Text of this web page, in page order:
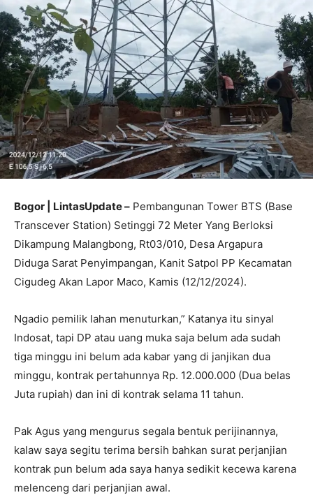
Bogor | LintasUpdate – Pembangunan Tower BTS (Base
Transcever Station) Setinggi 72 Meter Yang Berloksi
Dikampung Malangbong, Rt03/010, Desa Argapura
Diduga Sarat Penyimpangan, Kanit Satpol PP Kecamatan
Cigudeg Akan Lapor Maco, Kamis (12/12/2024).
Ngadio pemilik lahan menuturkan,” Katanya itu sinyal
Indosat, tapi DP atau uang muka saja belum ada sudah
tiga minggu ini belum ada kabar yang di janjikan dua
minggu, kontrak pertahunnya Rp. 12.000.000 (Dua belas
Juta rupiah) dan ini di kontrak selama 11 tahun.
Pak Agus yang mengurus segala bentuk perijinannya,
kalaw saya segitu terima bersih bahkan surat perjanjian
kontrak pun belum ada saya hanya sedikit kecewa karena
melenceng dari perjanjian awal.